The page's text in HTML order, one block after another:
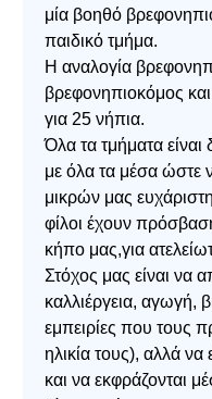
μία βοηθό
παιδικό τμήμα.
Η αναλογία
βρεφονηπιοκόμος
για 25 νήπια.
Όλα τα τμήματα
με όλα τα μέσα ώστε
μικρών μας
φίλοι έχουν
κήπο μας,για
Στόχος μας είναι να
καλλιέργεια, αγωγή,
εμπειρίες που τους
ηλικία τους), αλλά να
και να εκφράζονται